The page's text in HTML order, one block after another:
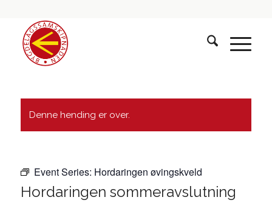
Denne hending er over.
Event Series: Hordaringen øvingskveld
Hordaringen sommeravslutning